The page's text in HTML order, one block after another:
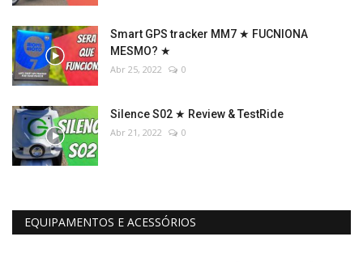
Smart GPS tracker MM7 ★ FUCNIONA
MESMO? ★
Abr 25, 2022 0
Silence S02 ★ Review & TestRide
Abr 21, 2022 0
EQUIPAMENTOS E ACESSÓRIOS